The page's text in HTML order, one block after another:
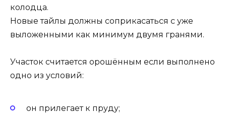
колодца.
Новые тайлы должны соприкасаться с уже
выложенными как минимум двумя гранями.
Участок считается орошённым если выполнено
одно из условий:
он прилегает к пруду;